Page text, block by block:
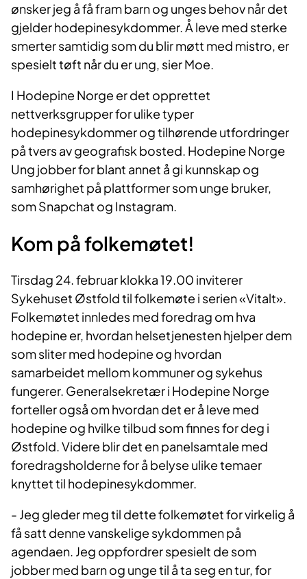
ønsker jeg å få fram barn og unges behov når det
gjelder hodepinesykdommer. Å leve med sterke
smerter samtidig som du blir møtt med mistro, er
spesielt tøft når du er ung, sier Moe.
I Hodepine Norge er det opprettet
nettverksgrupper for ulike typer
hodepinesykdommer og tilhørende utfordringer
på tvers av geografisk bosted. Hodepine Norge
Ung jobber for blant annet å gi kunnskap og
samhørighet på plattformer som unge bruker,
som Snapchat og Instagram.
Kom på folkemøtet!
Tirsdag 24. februar klokka 19.00 inviterer
Sykehuset Østfold til folkemøte i serien «Vitalt».
Folkemøtet innledes med foredrag om hva
hodepine er, hvordan helsetjenesten hjelper dem
som sliter med hodepine og hvordan
samarbeidet mellom kommuner og sykehus
fungerer. Generalsekretær i Hodepine Norge
forteller også om hvordan det er å leve med
hodepine og hvilke tilbud som finnes for deg i
Østfold. Videre blir det en panelsamtale med
foredragsholderne for å belyse ulike temaer
knyttet til hodepinesykdommer.
- Jeg gleder meg til dette folkemøtet for virkelig å
få satt denne vanskelige sykdommen på
agendaen. Jeg oppfordrer spesielt de som
jobber med barn og unge til å ta seg en tur, for